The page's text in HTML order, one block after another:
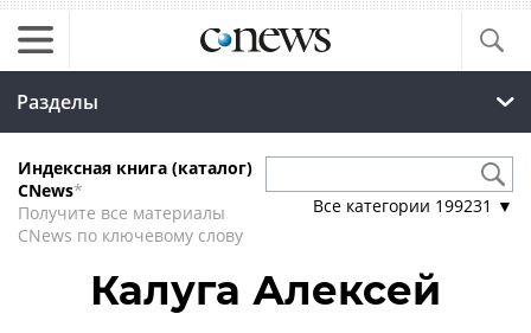
Разделы
Индексная книга (каталог)
CNews*
Получите все материалы
CNews по ключевому слову
Все категории 199231 ▼
Калуга Алексей